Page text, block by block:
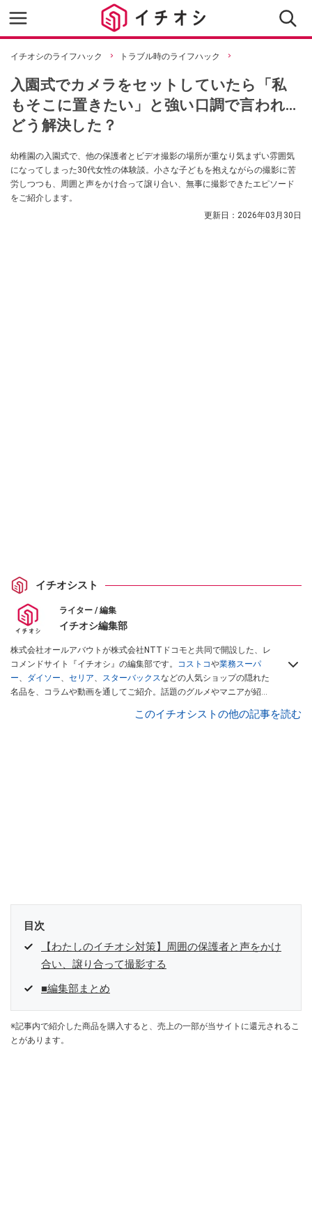
イチオシのライフハック トラブル時のライフハック
入園式でカメラをセットしていたら「私
もそこに置きたい」と強い口調で言われ…
どう解決した？
幼稚園の入園式で、他の保護者とビデオ撮影の場所が重なり気まずい雰囲気
になってしまった30代女性の体験談。小さな子どもを抱えながらの撮影に苦
労しつつも、周囲と声をかけ合って譲り合い、無事に撮影できたエピソード
をご紹介します。
更新日： 2026年03月30日
イチオシスト
ライター / 編集
イチオシ編集部
株式会社オールアバウトが株式会社NTTドコモと共同で開設した、レ
コメンドサイト『イチオシ』の編集部です。 コストコや業務スーパ
ー、 ダイソー、 セリア、 スターバックスなどの人気ショップの隠れた
名品を、コラムや動画を通してご紹介。話題のグルメやマニアが紹介
インフルエンサーが実際に使用してレビューしています。毎日トレン
このイチオシストの他の記事を読む
目次
【わたしのイチオシ対策】周囲の保護者と声をかけ
合い、譲り合って撮影する
■編集部まとめ
※記事内で紹介した商品を購入すると、売上の一部が当サイトに還元されるこ
とがあります。